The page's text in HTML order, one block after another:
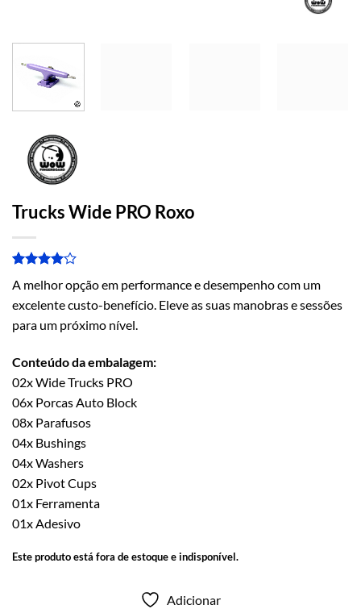
Trucks Wide PRO Roxo
como4
de 5,
baseado
de cliente
A melhor opção em performance e desempenho com um
excelente custo-benefício. Eleve as suas manobras e sessões
para um próximo nível.
Conteúdo da embalagem:
02x Wide Trucks PRO
06x Porcas Auto Block
08x Parafusos
04x Bushings
04x Washers
02x Pivot Cups
01x Ferramenta
01x Adesivo
Este produto está fora de estoque e indisponível.
Adicionar